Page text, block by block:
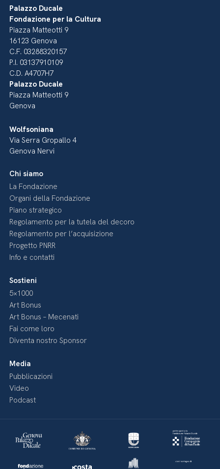
Palazzo Ducale
Fondazione per la Cultura
Piazza Matteotti 9
16123 Genova
C.F. 03288320157
P.I. 03137910109
C.D. A4707H7
Palazzo Ducale
Piazza Matteotti 9
Genova
Wolfsoniana
Via Serra Gropallo 4
Genova Nervi
Chi siamo
La Fondazione
Organi della Fondazione
Piano strategico
Regolamento per la tutela del decoro
Regolamento per l’acquisizione
Progetto PNRR
Info e contatti
Sostieni
5×1000
Art Bonus
Art Bonus – Mecenati
Fai come loro
Diventa nostro Sponsor
Media
Pubblicazioni
Video
Podcast